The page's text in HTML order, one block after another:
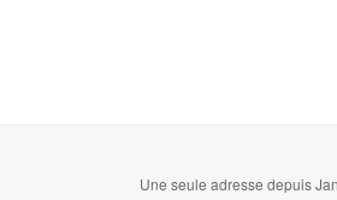
Une seule adresse depuis